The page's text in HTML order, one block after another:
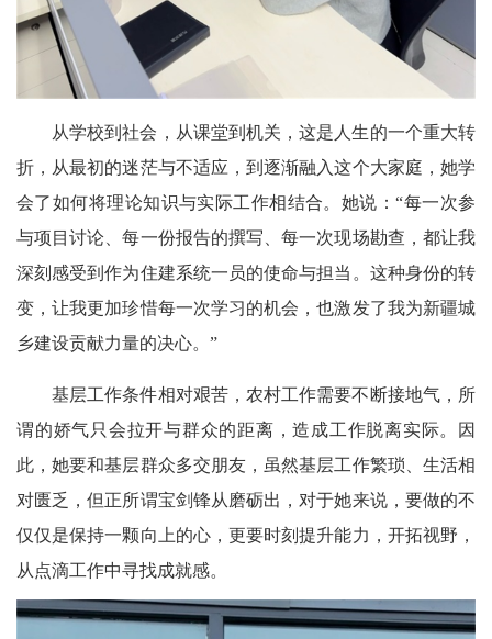
从学校到社会，从课堂到机关，这是人生的一个重大转
折，从最初的迷茫与不适应，到逐渐融入这个大家庭，她学
会了如何将理论知识与实际工作相结合。她说：“每一次参
与项目讨论、每一份报告的撰写、每一次现场勘查，都让我
深刻感受到作为住建系统一员的使命与担当。这种身份的转
变，让我更加珍惜每一次学习的机会，也激发了我为新疆城
乡建设贡献力量的决心。”
基层工作条件相对艰苦，农村工作需要不断接地气，所
谓的娇气只会拉开与群众的距离，造成工作脱离实际。因
此，她要和基层群众多交朋友，虽然基层工作繁琐、生活相
对匮乏，但正所谓宝剑锋从磨砺出，对于她来说，要做的不
仅仅是保持一颗向上的心，更要时刻提升能力，开拓视野，
从点滴工作中寻找成就感。